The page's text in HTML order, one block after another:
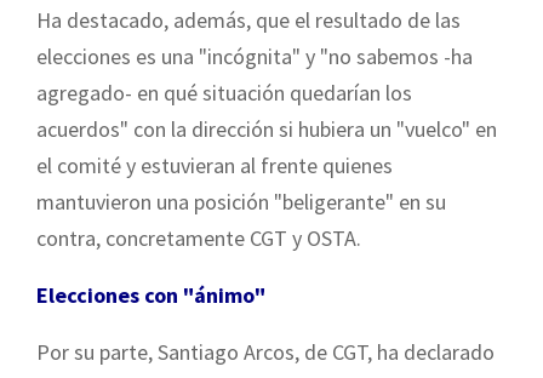
Ha destacado, además, que el resultado de las
elecciones es una "incógnita" y "no sabemos -ha
agregado- en qué situación quedarían los
acuerdos" con la dirección si hubiera un "vuelco" en
el comité y estuvieran al frente quienes
mantuvieron una posición "beligerante" en su
contra, concretamente CGT y OSTA.
Elecciones con "ánimo"
Por su parte, Santiago Arcos, de CGT, ha declarado